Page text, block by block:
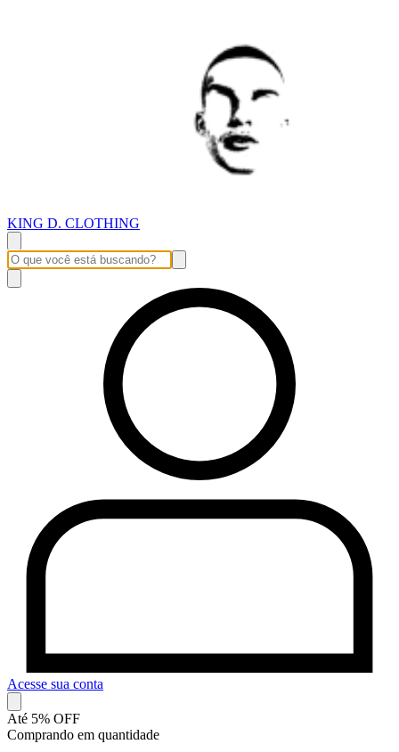
KING D. CLOTHING
Acesse sua conta
Até 5% OFF
Comprando em quantidade